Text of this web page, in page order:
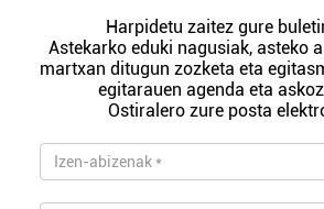
Harpidetu zaitez gure
Astekarko eduki nagusiak, asteko
martxan ditugun zozketa eta
egitarauen agenda eta
Ostiralero zure posta